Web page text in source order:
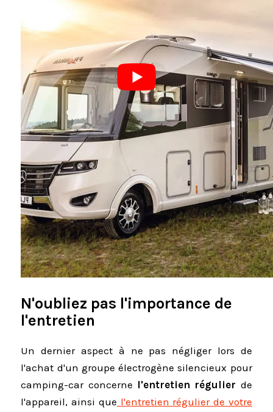
N'oubliez pas l'importance de
l'entretien
Un dernier aspect à ne pas négliger lors de
l'achat d'un groupe électrogène silencieux pour
camping-car concerne l'entretien régulier de
l'appareil, ainsi que l'entretien régulier de votre